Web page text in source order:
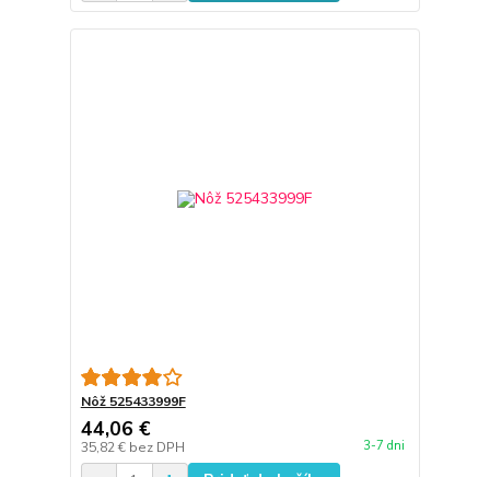
Nôž 525433999F
44,06 €
35,82 € bez DPH 3-7 dni